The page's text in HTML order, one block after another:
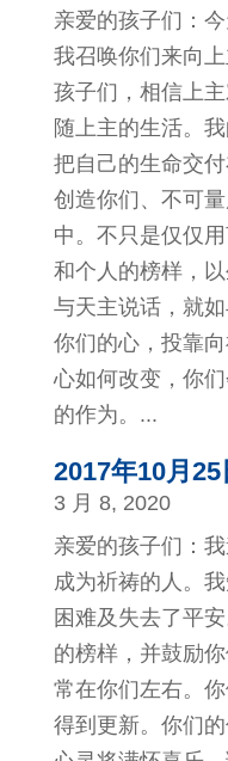
亲爱的孩子们：
我召唤你们来向
孩子们，相信上
随上主的生活。
把自己的生命交
创造你们、不可
中。不只是仅仅
和个人的榜样，
与天主说话，就
你们的心，投靠
心如何改变，你
的作为。...
2017年10月25
3 月 8, 2020
亲爱的孩子们：
成为祈祷的人。
困难及失去了平
的榜样，并鼓励
常在你们左右。
得到更新。你们